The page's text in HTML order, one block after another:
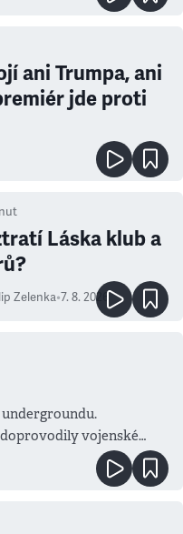
ani Trumpa, ani
jde proti
Láska klub a
Zelenka•7. 8. 2026
vojenské